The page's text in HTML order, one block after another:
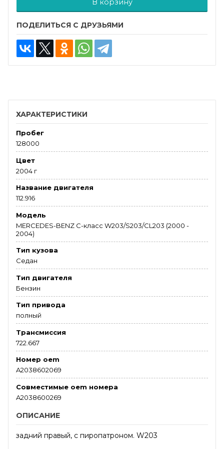
В корзину
ПОДЕЛИТЬСЯ С ДРУЗЬЯМИ
ХАРАКТЕРИСТИКИ
Пробег
128000
Цвет
2004 г
Название двигателя
112.916
Модель
MERCEDES-BENZ C-класс W203/S203/CL203 (2000 -
2004)
Тип кузова
Седан
Тип двигателя
Бензин
Тип привода
полный
Трансмиссия
722.667
Номер oem
A2038602069
Совместимые oem номера
A2038600269
ОПИСАНИЕ
задний правый, с пиропатроном. W203